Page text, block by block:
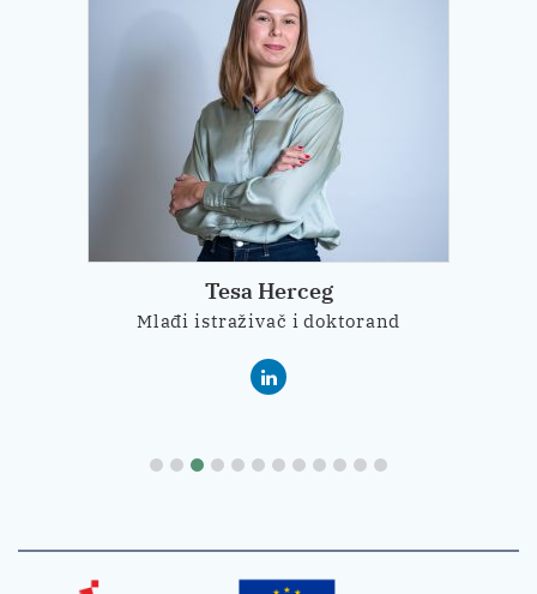
Tesa Herceg
Mlađi istraživač i doktorand